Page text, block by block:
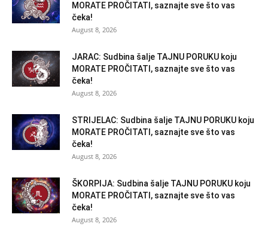
MORATE PROČITATI, saznajte sve što vas
čeka!
August 8, 2026
JARAC: Sudbina šalje TAJNU PORUKU koju
MORATE PROČITATI, saznajte sve što vas
čeka!
August 8, 2026
STRIJELAC: Sudbina šalje TAJNU PORUKU koju
MORATE PROČITATI, saznajte sve što vas
čeka!
August 8, 2026
ŠKORPIJA: Sudbina šalje TAJNU PORUKU koju
MORATE PROČITATI, saznajte sve što vas
čeka!
August 8, 2026